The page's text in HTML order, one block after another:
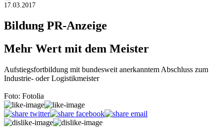
17.03.2017
Bildung PR-Anzeige
Mehr Wert mit dem Meister
Aufstiegsfortbildung mit bundesweit anerkanntem Abschluss zum
Industrie- oder Logistikmeister
Foto: Fotolia